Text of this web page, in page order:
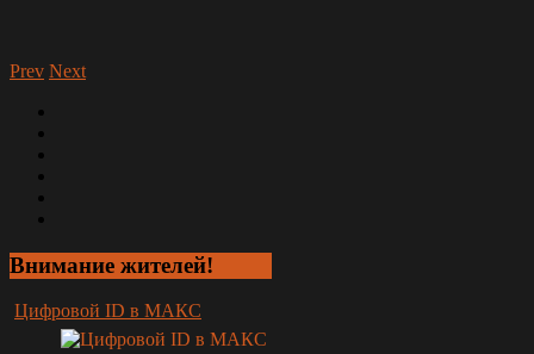
Prev Next
Внимание жителей!
Цифровой ID в МАКС